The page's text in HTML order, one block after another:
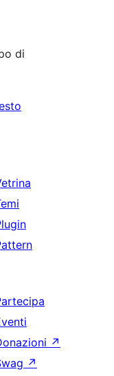
di
↗
↗